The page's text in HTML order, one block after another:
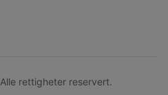
rettigheter reservert.